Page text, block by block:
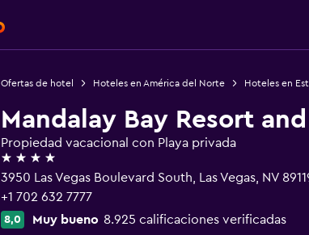
Ofertas de hotel Hoteles en América del Norte Hoteles en
Mandalay Bay Resort
Propiedad vacacional con Playa privada
4 estrellas
3950 Las Vegas Boulevard South, Las Vegas, NV
+1 702 632 7777
8,0 Muy bueno 8.925 calificaciones verificadas